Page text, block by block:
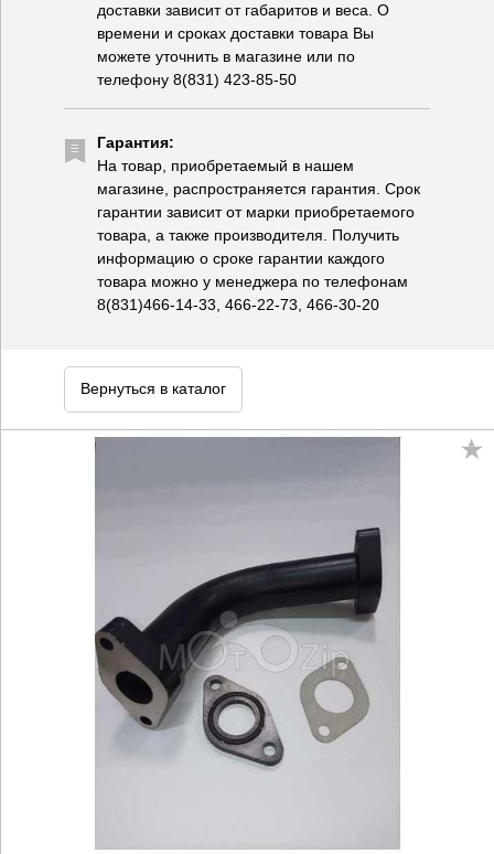
доставки зависит от габаритов и веса. О
времени и сроках доставки товара Вы
можете уточнить в магазине или по
телефону 8(831) 423-85-50
Гарантия:
На товар, приобретаемый в нашем
магазине, распространяется гарантия. Срок
гарантии зависит от марки приобретаемого
товара, а также производителя. Получить
информацию о сроке гарантии каждого
товара можно у менеджера по телефонам
8(831)466-14-33, 466-22-73, 466-30-20
Вернуться в каталог